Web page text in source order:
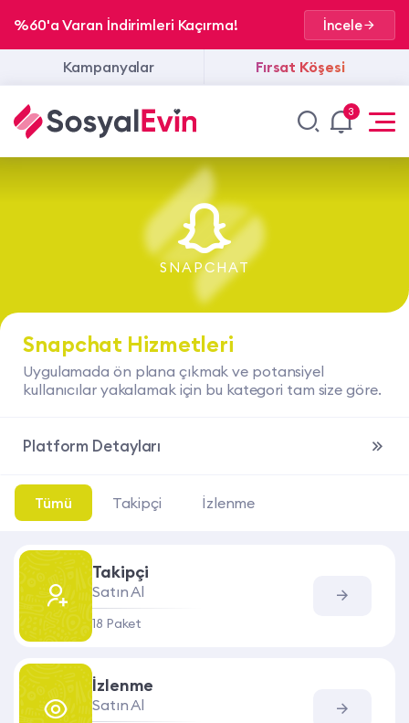
%60'a Varan İndirimleri Kaçırma! İncele
Kampanyalar Fırsat Köşesi
3
SNAPCHAT
Snapchat Hizmetleri
Uygulamada ön plana çıkmak ve potansiyel
kullanıcılar yakalamak için bu kategori tam size göre.
Platform Detayları
Tümü Takipçi İzlenme
Takipçi
Satın Al
18 Paket
İzlenme
Satın Al